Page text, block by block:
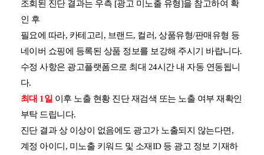
조회된 진단 결과는 우측 [광고 미노출 유형]을 참고하여 확
인 후
필요에 따라, 카테고리, 브랜드, 컬러, 상품유형/판매유형 등
네이버 쇼핑에 등록된 상품 정보를 보강해 주시기 바랍니다.
수정 사항은 광고플랫폼으로 최대 24시간 내 자동 연동됩니
다.
최대 1일 이후 노출 현황 진단 재검색 또는 노출 여부 재확인
부탁 드립니다.
진단 결과 상 이상이 없음에도 광고가 노출되지 않는다면,
계정 아이디, 미노출 키워드 및 소재ID 등 광고 정보 기재하